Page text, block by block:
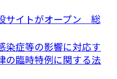
サイトがオープン 総
染症等の影響に対応す
の臨時特例に関する法